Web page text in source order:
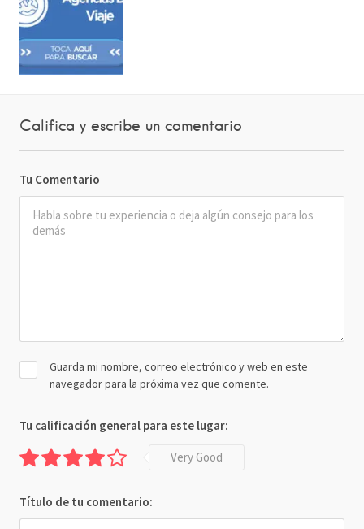
Califica y escribe un comentario
Tu Comentario
Guarda mi nombre, correo electrónico y web en este
navegador para la próxima vez que comente.
Tu calificación general para este lugar:
Very Good
Título de tu comentario: